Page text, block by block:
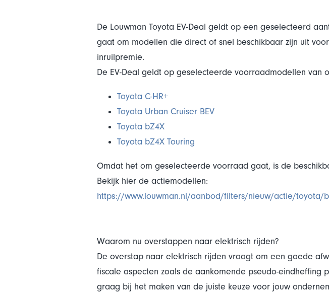
De Louwman Toyota EV-Deal geldt op een geselecteerd
gaat om modellen die direct of snel beschikbaar zijn uit
inruilpremie.
De EV-Deal geldt op geselecteerde voorraadmodellen van
Toyota C-HR+
Toyota Urban Cruiser BEV
Toyota bZ4X
Toyota bZ4X Touring
Omdat het om geselecteerde voorraad gaat, is de
Bekijk hier de actiemodellen:
https://www.louwman.nl/aanbod/filters/nieuw/actie/toyota/
Waarom nu overstappen naar elektrisch rijden?
De overstap naar elektrisch rijden vraagt om een goede
fiscale aspecten zoals de aankomende pseudo-
graag bij het maken van de juiste keuze voor jouw